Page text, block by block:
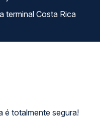
é totalmente segura!
La terminal Costa Rica